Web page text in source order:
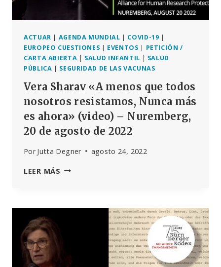
ACTUAR | AGENDA MUNDIAL | COVID-19 |
EUROPEO CUESTIONES | EVENTOS | PETICIÓN /
CARTA ABIERTA | SALUD INFANTIL | SALUD
PÚBLICA | SEGURIDAD DE LAS VACUNAS
Vera Sharav «A menos que todos
nosotros resistamos, Nunca más
es ahora» (video) – Nuremberg,
20 de agosto de 2022
Por Jutta Degner agosto 24, 2022
LEER MÁS VERA
RESISTAMOS,